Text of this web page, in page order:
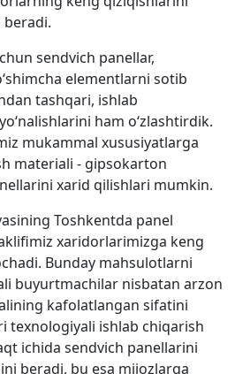
sendvich panellar,
elementlarni sotib
tashqari, ishlab
ham o‘zlashtirdik.
mukammal xususiyatlarga
materiali - gipsokarton
xarid qilishlari mumkin.
Toshkentda panel
xaridorlarimizga keng
Bunday mahsulotlarni
buyurtmachilar nisbatan arzon
kafolatlangan sifatini
texnologiyali ishlab chiqarish
ichida sendvich panellarini
beradi, bu esa mijozlarga